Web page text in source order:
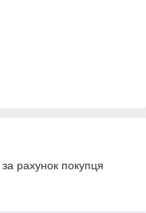
рахунок покупця